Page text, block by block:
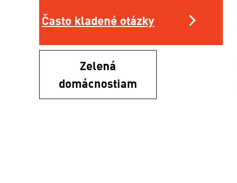
Často kladené otázky
Zelená
domácnostiam